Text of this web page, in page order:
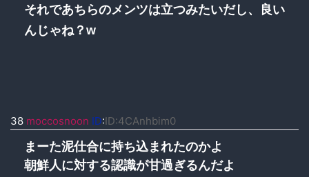
それであちらのメンツは立つみたいだし、良い
んじゃね？w
38 moccosnoon ID:ID:4CAnhbim0
まーた泥仕合に持ち込まれたのかよ
朝鮮人に対する認識が甘過ぎるんだよ